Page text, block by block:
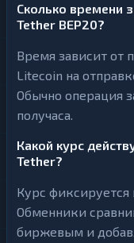
Сколько времени
Tether BEP20?
Время зависит от
Litecoin на
Обычно операция
получаса.
Какой курс
Tether?
Курс фиксируется
Обменники
биржевым и